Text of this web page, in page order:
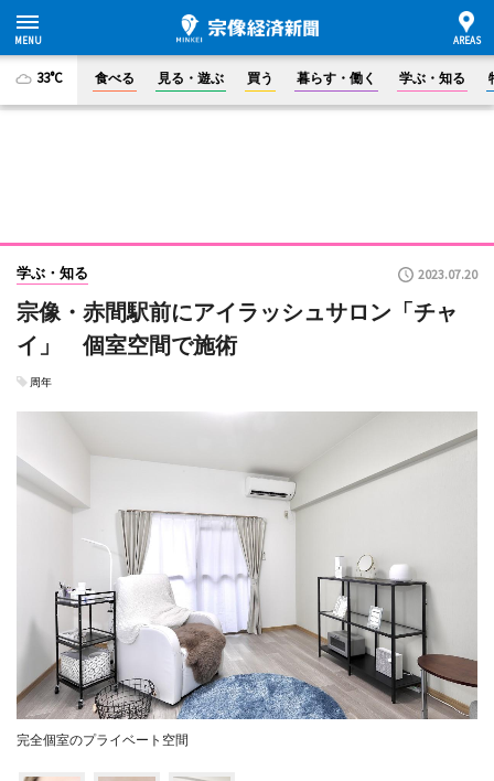
33°C 食べる 見る・遊ぶ 買う 暮らす・働く 学ぶ・知る
学ぶ・知る 2023.07.20
宗像・赤間駅前にアイラッシュサロン「チャ
イ」 個室空間で施術
周年
完全個室のプライベート空間